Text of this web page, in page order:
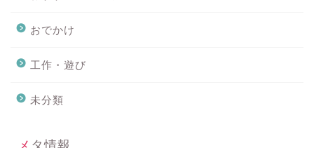
おでかけ
工作・遊び
未分類
メタ情報